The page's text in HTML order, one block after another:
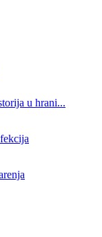
u hrani...